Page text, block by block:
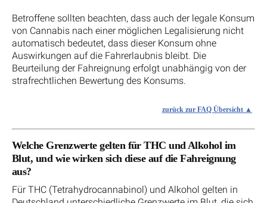
Betroffene sollten beachten, dass auch der legale Konsum
von Cannabis nach einer möglichen Legalisierung nicht
automatisch bedeutet, dass dieser Konsum ohne
Auswirkungen auf die Fahrerlaubnis bleibt. Die
Beurteilung der Fahreignung erfolgt unabhängig von der
strafrechtlichen Bewertung des Konsums.
zurück zur FAQ Übersicht
Welche Grenzwerte gelten für THC und Alkohol im
Blut, und wie wirken sich diese auf die Fahreignung
aus?
Für THC (Tetrahydrocannabinol) und Alkohol gelten in